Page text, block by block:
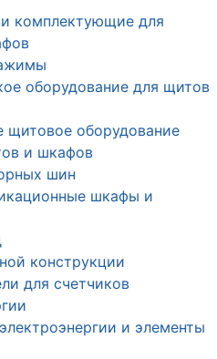
комплектующие для
оборудование для щитов
щитовое оборудование
и шкафов
шин
шкафы и
конструкции
для счетчиков
и элементы